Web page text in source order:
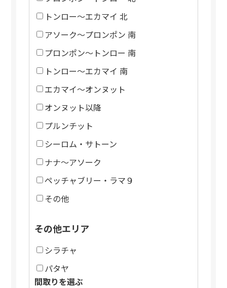
トンロー～エカマイ 北
アソーク～プロンポン 南
プロンポン～トンロー 南
トンロー～エカマイ 南
エカマイ～オンヌット
オンヌット以降
プルンチット
シーロム・サトーン
ナナ～アソーク
ペッチャブリー・ラマ９
その他
その他エリア
シラチャ
パタヤ
間取りを選ぶ